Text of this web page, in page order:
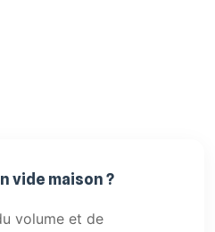
vide maison ?
volume et de